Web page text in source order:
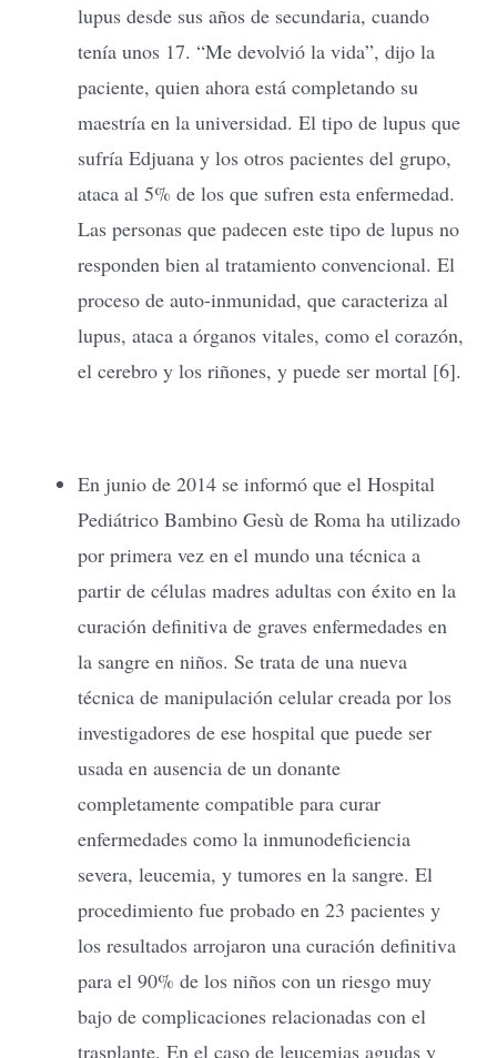
lupus desde sus años de secundaria, cuando
tenía unos 17. “Me devolvió la vida”, dijo la
paciente, quien ahora está completando su
maestría en la universidad. El tipo de lupus que
sufría Edjuana y los otros pacientes del grupo,
ataca al 5% de los que sufren esta enfermedad.
Las personas que padecen este tipo de lupus no
responden bien al tratamiento convencional. El
proceso de auto-inmunidad, que caracteriza al
lupus, ataca a órganos vitales, como el corazón,
el cerebro y los riñones, y puede ser mortal [6].
En junio de 2014 se informó que el Hospital
Pediátrico Bambino Gesù de Roma ha utilizado
por primera vez en el mundo una técnica a
partir de células madres adultas con éxito en la
curación definitiva de graves enfermedades en
la sangre en niños. Se trata de una nueva
técnica de manipulación celular creada por los
investigadores de ese hospital que puede ser
usada en ausencia de un donante
completamente compatible para curar
enfermedades como la inmunodeficiencia
severa, leucemia, y tumores en la sangre. El
procedimiento fue probado en 23 pacientes y
los resultados arrojaron una curación definitiva
para el 90% de los niños con un riesgo muy
bajo de complicaciones relacionadas con el
trasplante. En el caso de leucemias agudas y